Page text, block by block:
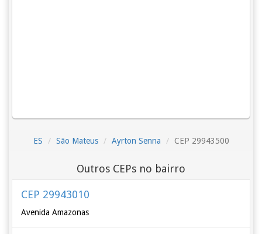
ES São Mateus Ayrton Senna CEP 29943500
Outros CEPs no bairro
CEP 29943010
Avenida Amazonas